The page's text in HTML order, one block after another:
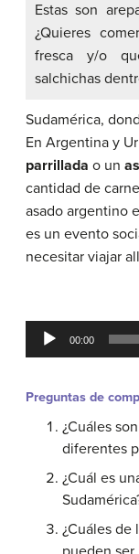
Estas son
¿Quieres
fresca y/o
salchichas
Sudamérica,
En Argentina y
parrillada o un
cantidad de
asado argentino
es un evento
necesitar viajar
Audio
Player
00:00
Preguntas de
¿Cuáles
diferentes
¿Cuál es
¿Cuáles de